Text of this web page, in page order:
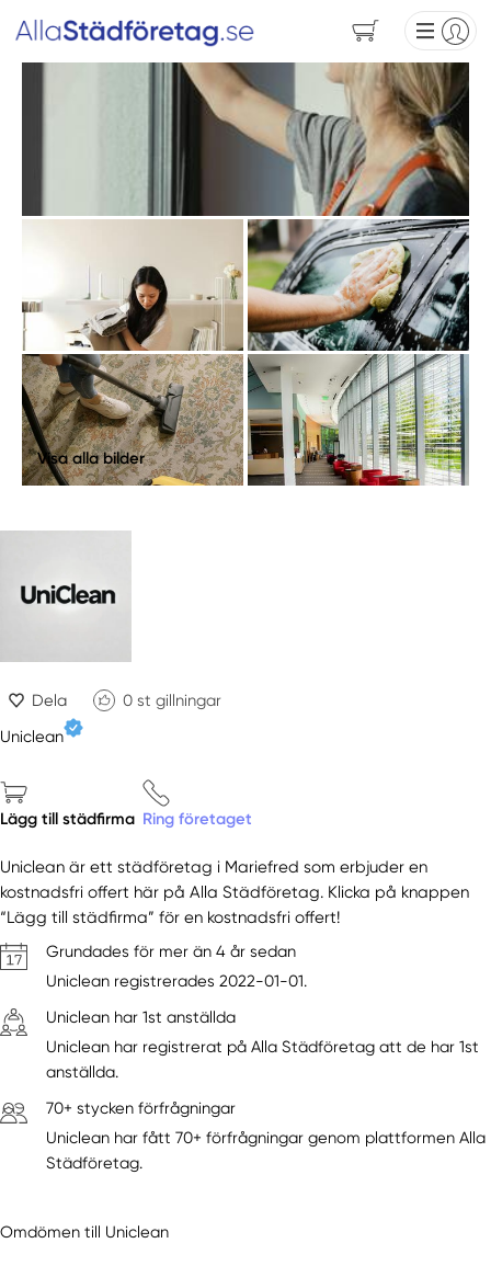
Visa alla bilder
Dela 0 st gillningar
Uniclean
Lägg till städfirma Ring företaget
Uniclean är ett städföretag i Mariefred som erbjuder en
kostnadsfri offert här på Alla Städföretag. Klicka på knappen
“Lägg till städfirma” för en kostnadsfri offert!
Grundades för mer än 4 år sedan
Uniclean registrerades 2022-01-01.
Uniclean har 1st anställda
Uniclean har registrerat på Alla Städföretag att de har 1st
anställda.
70+ stycken förfrågningar
Uniclean har fått 70+ förfrågningar genom plattformen Alla
Städföretag.
Omdömen till Uniclean